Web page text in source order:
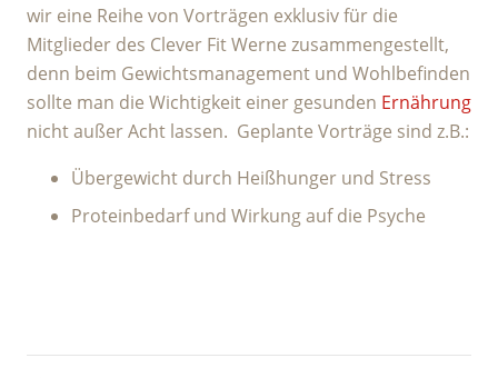
wir eine Reihe von Vorträgen exklusiv für die
Mitglieder des Clever Fit Werne zusammengestellt,
denn beim Gewichtsmanagement und Wohlbefinden
sollte man die Wichtigkeit einer gesunden Ernährung
nicht außer Acht lassen. Geplante Vorträge sind z.B.:
Übergewicht durch Heißhunger und Stress
Proteinbedarf und Wirkung auf die Psyche